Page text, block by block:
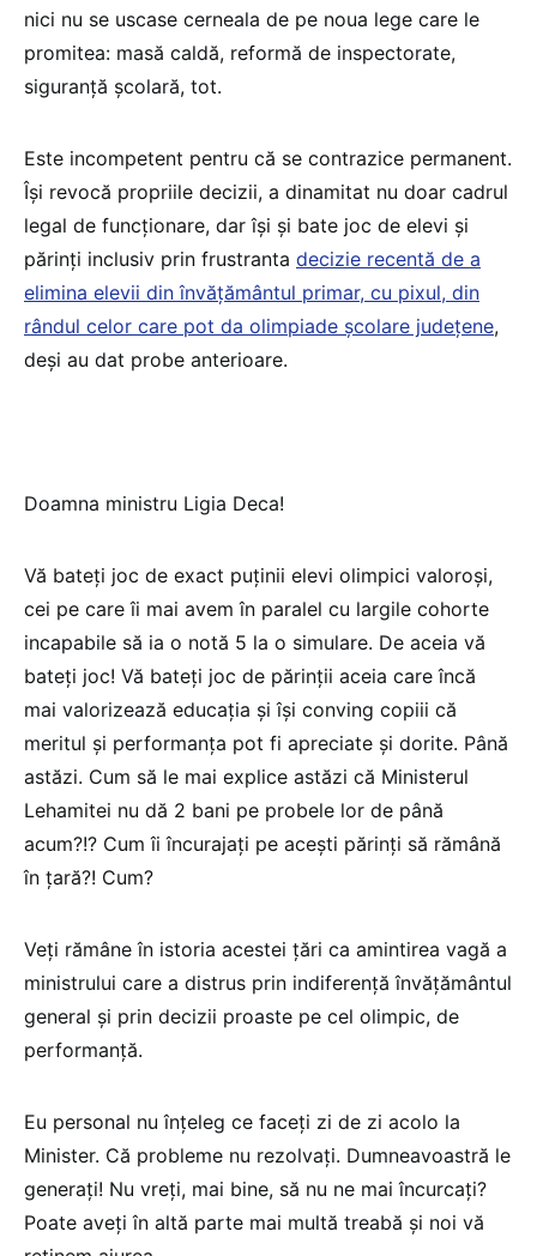
nici nu se uscase cerneala de pe noua lege care le
promitea: masă caldă, reformă de inspectorate,
siguranță școlară, tot.
Este incompetent pentru că se contrazice permanent.
Își revocă propriile decizii, a dinamitat nu doar cadrul
legal de funcționare, dar își și bate joc de elevi și
părinți inclusiv prin frustranta decizie recentă de a
elimina elevii din învățământul primar, cu pixul, din
rândul celor care pot da olimpiade școlare județene,
deși au dat probe anterioare.
Doamna ministru Ligia Deca!
Vă bateți joc de exact puținii elevi olimpici valoroși,
cei pe care îi mai avem în paralel cu largile cohorte
incapabile să ia o notă 5 la o simulare. De aceia vă
bateți joc! Vă bateți joc de părinții aceia care încă
mai valorizează educația și își conving copiii că
meritul și performanța pot fi apreciate și dorite. Până
astăzi. Cum să le mai explice astăzi că Ministerul
Lehamitei nu dă 2 bani pe probele lor de până
acum?!? Cum îi încurajați pe acești părinți să rămână
în țară?! Cum?
Veți rămâne în istoria acestei țări ca amintirea vagă a
ministrului care a distrus prin indiferență învățământul
general și prin decizii proaste pe cel olimpic, de
performanță.
Eu personal nu înțeleg ce faceți zi de zi acolo la
Minister. Că probleme nu rezolvați. Dumneavoastră le
generați! Nu vreți, mai bine, să nu ne mai încurcați?
Poate aveți în altă parte mai multă treabă și noi vă